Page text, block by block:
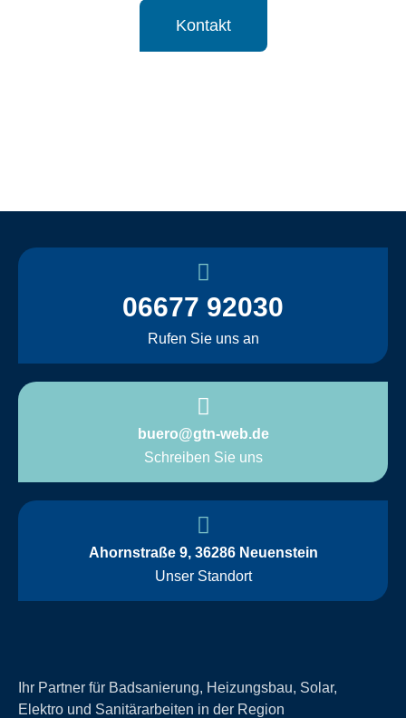
Kontakt
06677 92030
Rufen Sie uns an
buero@gtn-web.de
Schreiben Sie uns
Ahornstraße 9, 36286 Neuenstein
Unser Standort
Ihr Partner für Badsanierung, Heizungsbau, Solar,
Elektro und Sanitärarbeiten in der Region